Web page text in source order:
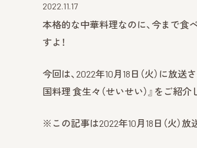
2022.11.17
本格的な中華料理なのに、今まで食
すよ！
今回は、2022年10月18日（火）に放
国料理 食生々（せいせい）』をご紹介
※この記事は2022年10月18日（火）